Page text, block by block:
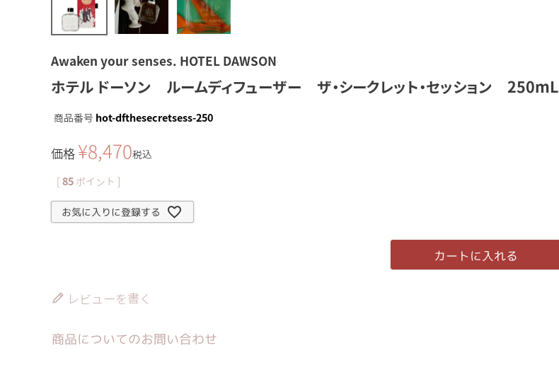
Awaken your senses. HOTEL DAWSON
ホテル ドーソン ルームディフューザー ザ・シークレット・セッション 250mL
商品番号 hot-dfthesecretsess-250
価格 ¥8,470税込
85 ポイント ]
お気に入りに登録する
カートに入れる
レビューを書く
商品についてのお問い合わせ